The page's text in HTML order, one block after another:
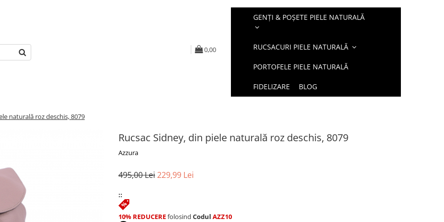
0,00
GENȚI & POȘETE PIELE NATURALĂ
RUCSACURI PIELE NATURALĂ
PORTOFELE PIELE NATURALĂ
FIDELIZARE BLOG
naturală roz deschis, 8079
Rucsac Sidney, din piele naturală roz deschis, 8079
Azzura
495,00 Lei229,99 Lei
::
10% REDUCEREfolosind Codul AZZ10